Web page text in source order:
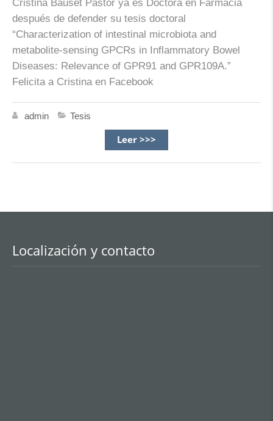
Cristina Bauset Pastor ya es Doctora en Farmacia
después de defender su tesis doctoral
“Characterization of intestinal microbiota and
metabolite-sensing GPCRs in Inflammatory Bowel
Diseases: Relevance of GPR91 and GPR109A.”
Felicita a Cristina en Facebook
admin Tesis
Leer >>>
Localización y contacto